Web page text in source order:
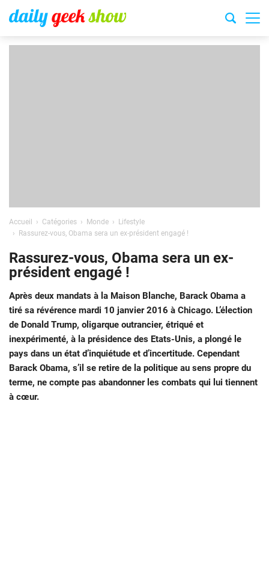
Accueil Catégories Monde
Lifestyle
Rassurez-vous, Obama sera un ex-président engagé !
Rassurez-vous, Obama sera un ex-
président engagé !
Après deux mandats à la Maison Blanche, Barack Obama a
tiré sa révérence mardi 10 janvier 2016 à Chicago. L’élection
de Donald Trump, oligarque outrancier, étriqué et
inexpérimenté, à la présidence des Etats-Unis, a plongé le
pays dans un état d’inquiétude et d’incertitude. Cependant
Barack Obama, s’il se retire de la politique au sens propre du
terme, ne compte pas abandonner les combats qui lui tiennent
à cœur.